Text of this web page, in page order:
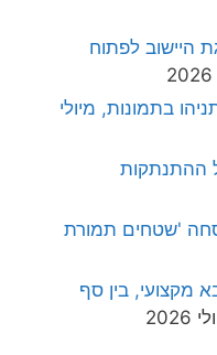
היישוב לפתוח
בתמונות, מיולי
ההתנתקות
'שטחים תמורת
מקצועי, בין סף